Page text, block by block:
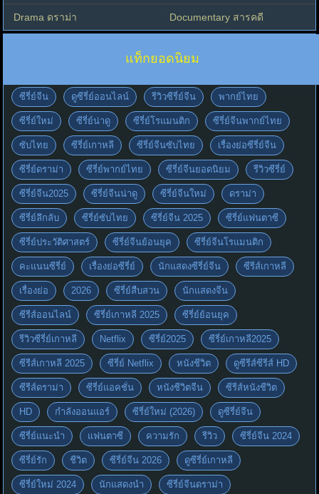
Drama ดราม่า Documentary สารคดี
แท็กยอดนิยม
ซีรี่ย์จีน ดูซีรี่ย์ออนไลน์ รีวิวซีรี่ย์จีน พากย์ไทย
ซีรี่ย์ใหม่ ซีรี่ย์น่าดู ซีรี่ย์โรแมนติก ซีรี่ย์จีนพากย์ไทย
ซับไทย ซีรี่ย์เกาหลี ซีรี่ย์จีนซับไทย เรื่องย่อซีรี่ย์จีน
ซีรี่ย์ดราม่า ซีรี่ย์พากย์ไทย ซีรี่ย์จีนยอดนิยม รีวิวซีรี่ย์
ซีรี่ย์จีน2025 ซีรี่ย์จีนน่าดู ซีรี่ย์จีนใหม่ ดราม่า
ซีรี่ย์ลึกลับ ซีรี่ย์ซับไทย ซีรี่ย์จีน 2025 ซีรี่ย์แฟนตาซี
ซีรี่ย์ประวัติศาสตร์ ซีรี่ย์จีนย้อนยุค ซีรี่ย์จีนโรแมนติก
คะแนนซีรี่ย์ เรื่องย่อซีรี่ย์ นักแสดงซีรี่ย์จีน ซีรีส์เกาหลี
เรื่องย่อ 2026 ซีรี่ย์สืบสวน นักแสดงจีน
ซีรีส์ออนไลน์ ซีรี่ย์เกาหลี 2025 ซีรี่ย์ย้อนยุค
รีวิวซีรี่ย์เกาหลี Netflix ซีรี่ย์2025 ซีรี่ย์เกาหลี2025
ซีรีส์เกาหลี 2025 ซีรี่ย์ Netflix หนังชีวิต ดูซีรีส์ซีรีส์ HD
ซีรีส์ดราม่า ซีรี่ย์แอคชั่น หนังชีวิตจีน ซีรีส์หนังชีวิต
HD กำลังออนแอร์ ซีรี่ย์ใหม่ (2026) ดูซีรี่ย์จีน
ซีรี่ย์แนะนำ แฟนตาซี ความรัก รีวิว ซีรี่ย์จีน 2024
ซีรี่ย์รัก ชีวิต ซีรี่ย์จีน 2026 ดูซีรี่ย์เกาหลี
ซีรี่ย์ใหม่ 2024 นักแสดงนำ ซีรี่ย์จีนดราม่า